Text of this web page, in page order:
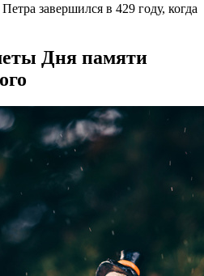
завершился в 429 году, когда
Дня памяти